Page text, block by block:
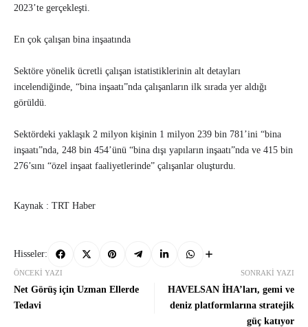
2023’te gerçekleşti.
En çok çalışan bina inşaatında
Sektöre yönelik ücretli çalışan istatistiklerinin alt detayları
incelendiğinde, “bina inşaatı”nda çalışanların ilk sırada yer aldığı
görüldü.
Sektördeki yaklaşık 2 milyon kişinin 1 milyon 239 bin 781’ini “bina
inşaatı”nda, 248 bin 454’ünü “bina dışı yapıların inşaatı”nda ve 415 bin
276’sını “özel inşaat faaliyetlerinde” çalışanlar oluşturdu.
Kaynak : TRT Haber
Hisseler:
ÖNCEKI YAZI
Net Görüş için Uzman Ellerde
Tedavi
SONRAKI YAZI
HAVELSAN İHA’ları, gemi ve
deniz platformlarına stratejik
güç katıyor